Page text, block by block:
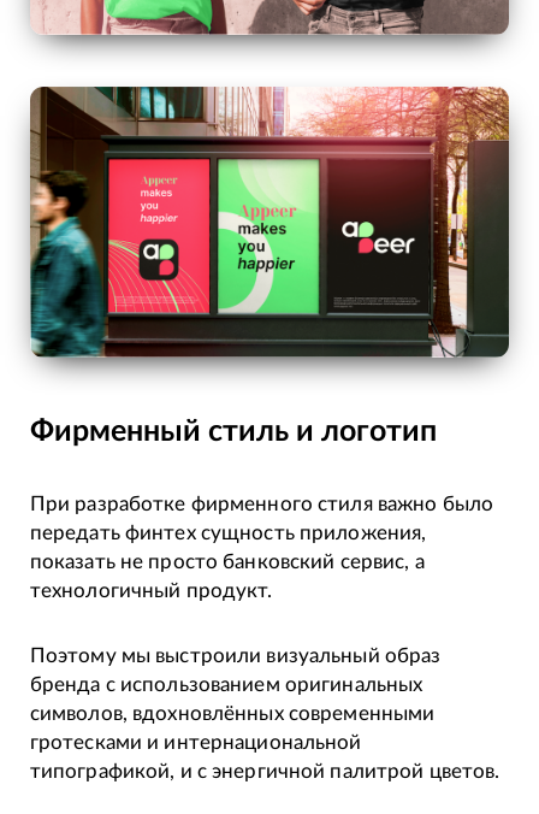
Фирменный стиль и логотип
При разработке фирменного стиля важно было
передать финтех сущность приложения,
показать не просто банковский сервис, а
технологичный продукт.
Поэтому мы выстроили визуальный образ
бренда с использованием оригинальных
символов, вдохновлённых современными
гротесками и интернациональной
типографикой, и с энергичной палитрой цветов.